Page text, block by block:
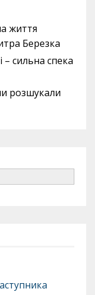
життя
Березка
сильна спека
розшукали